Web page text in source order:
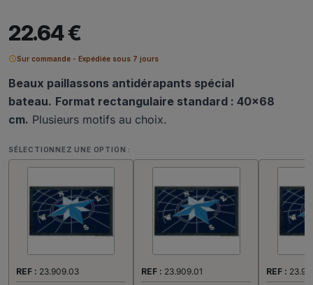
22.64 €
scheduleSur commande - Expédiée sous 7 jours
Beaux paillassons antidérapants spécial
bateau. Format rectangulaire standard : 40x68
cm. Plusieurs motifs au choix.
SÉLECTIONNEZ UNE OPTION :
REF : 23.909.03 REF : 23.909.01 REF :